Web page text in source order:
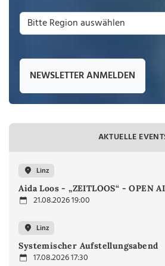
NEWSLETTER ANMELDEN
AKTUELLE
Linz
Aida Loos - „ZEITLOOS“ - OPEN
21.08.2026 19:00
Linz
Systemischer Aufstellungsabend
17.08.2026 17:30